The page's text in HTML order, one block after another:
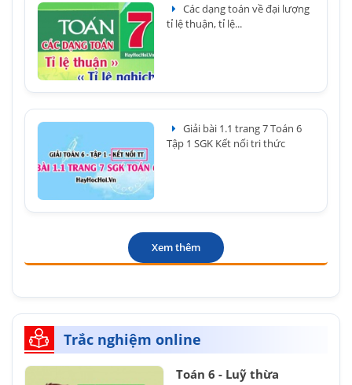
Các dạng toán về đại lượng
tỉ lệ thuận, tỉ lệ...
Giải bài 1.1 trang 7 Toán 6
Tập 1 SGK Kết nối tri thức
Xem thêm
Trắc nghiệm online
Toán 6 - Luỹ thừa